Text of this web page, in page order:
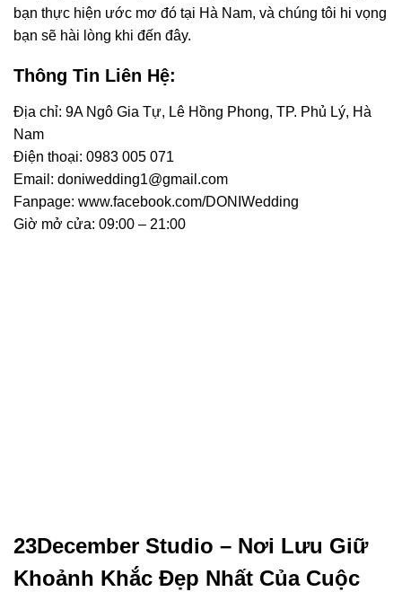
bạn thực hiện ước mơ đó tại Hà Nam, và chúng tôi hi vọng
bạn sẽ hài lòng khi đến đây.
Thông Tin Liên Hệ:
Địa chỉ: 9A Ngô Gia Tự, Lê Hồng Phong, TP. Phủ Lý, Hà
Nam
Điện thoại: 0983 005 071
Email: doniwedding1@gmail.com
Fanpage: www.facebook.com/DONIWedding
Giờ mở cửa: 09:00 – 21:00
23December Studio – Nơi Lưu Giữ
Khoảnh Khắc Đẹp Nhất Của Cuộc